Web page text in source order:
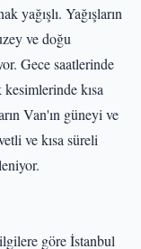
yağışlı. Yağışların
ve doğu
Gece saatlerinde
kısa
Van'ın güneyi ve
ve kısa süreli
göre İstanbul